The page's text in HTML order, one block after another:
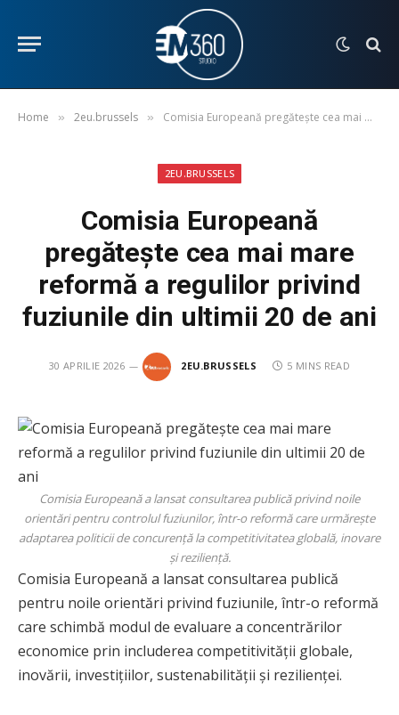
Home » 2eu.brussels » Comisia Europeană pregătește cea mai mare reformă a regulilor privind fuziunile din ultimii 20 de ani
2EU.BRUSSELS
Comisia Europeană
pregătește cea mai mare
reformă a regulilor privind
fuziunile din ultimii 20 de ani
30 APRILIE 2026 2EU.BRUSSELS 5 MINS READ
Comisia Europeană a lansat consultarea publică privind noile
orientări pentru controlul fuziunilor, într-o reformă care urmărește
adaptarea politicii de concurență la competitivitatea globală, inovare
și reziliență.
Comisia Europeană a lansat consultarea publică
pentru noile orientări privind fuziunile, într-o reformă
care schimbă modul de evaluare a concentrărilor
economice prin includerea competitivității globale,
inovării, investițiilor, sustenabilității și rezilienței.